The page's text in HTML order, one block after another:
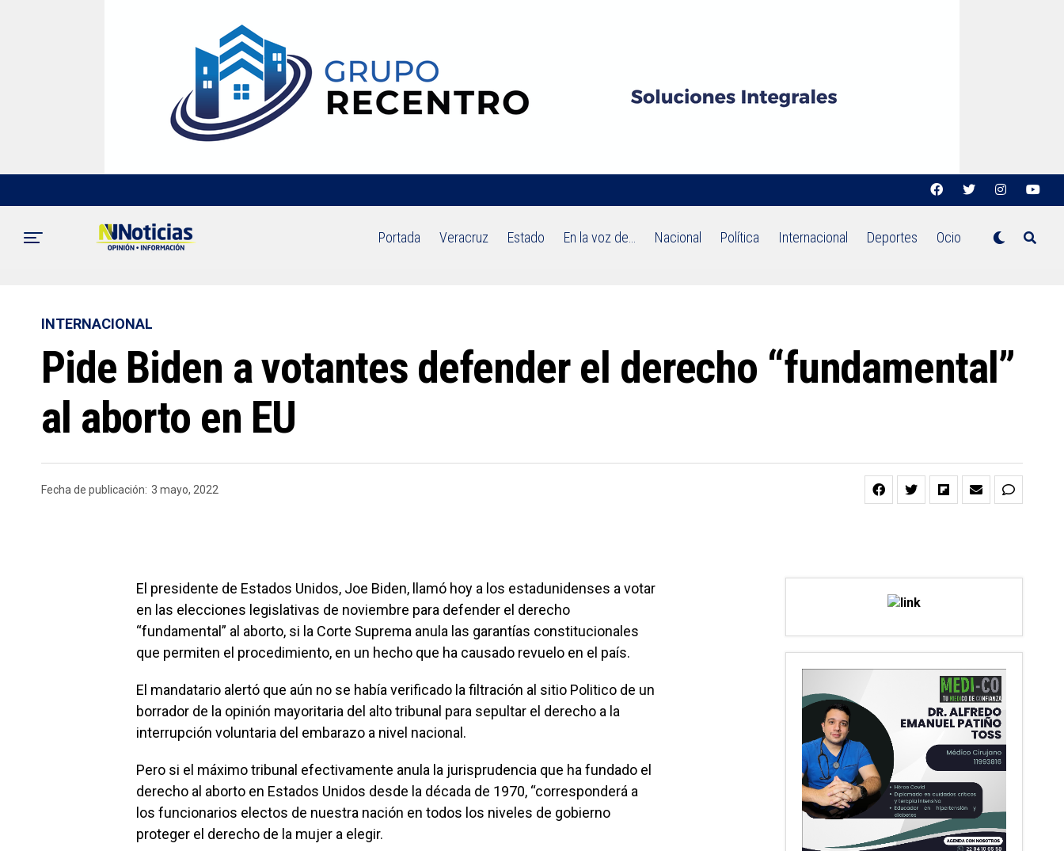
Portada Veracruz Estado En la voz de… Nacional Política Internacional Deportes Ocio
INTERNACIONAL
Pide Biden a votantes defender el derecho “fundamental”
al aborto en EU
Fecha de publicación: 3 mayo, 2022
El presidente de Estados Unidos, Joe Biden, llamó hoy a los estadunidenses a votar
en las elecciones legislativas de noviembre para defender el derecho
“fundamental” al aborto, si la Corte Suprema anula las garantías constitucionales
que permiten el procedimiento, en un hecho que ha causado revuelo en el país.
El mandatario alertó que aún no se había verificado la filtración al sitio Politico de un
borrador de la opinión mayoritaria del alto tribunal para sepultar el derecho a la
interrupción voluntaria del embarazo a nivel nacional.
Pero si el máximo tribunal efectivamente anula la jurisprudencia que ha fundado el
derecho al aborto en Estados Unidos desde la década de 1970, “corresponderá a
los funcionarios electos de nuestra nación en todos los niveles de gobierno
proteger el derecho de la mujer a elegir.